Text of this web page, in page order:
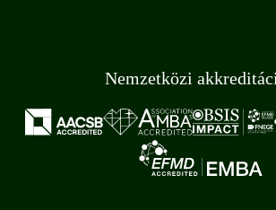
Nemzetközi